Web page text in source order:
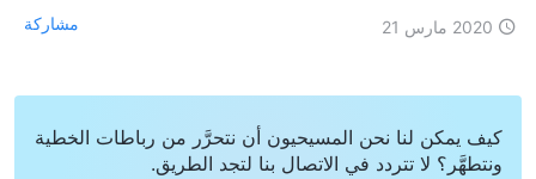
2020 مارس 21 مشاركة
كيف يمكن لنا نحن المسيحيون أن نتحرَّر من رباطات الخطية
ونتطهَّر؟ لا تتردد في الاتصال بنا لتجد الطريق.